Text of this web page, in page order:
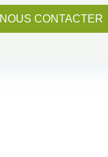
NOUS CONTACTER